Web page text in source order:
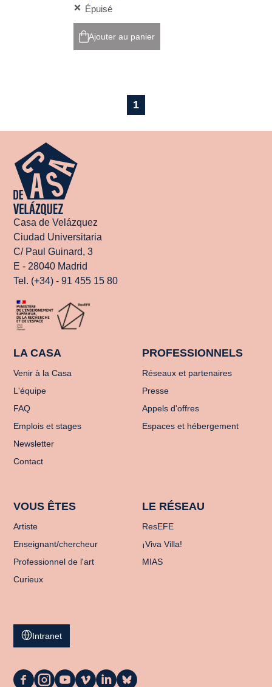
Épuisé
Ajouter au panier
1
Casa de Velázquez
Ciudad Universitaria
C/ Paul Guinard, 3
E - 28040 Madrid
Tel. (+34) - 91 455 15 80
LA CASA
Venir à la Casa
L'équipe
FAQ
Emplois et stages
Newsletter
Contact
PROFESSIONNELS
Réseaux et partenaires
Presse
Appels d'offres
Espaces et hébergement
VOUS ÊTES
Artiste
Enseignant/chercheur
Professionnel de l'art
Curieux
LE RÉSEAU
ResEFE
¡Viva Villa!
MIAS
Intranet
La La La La La La